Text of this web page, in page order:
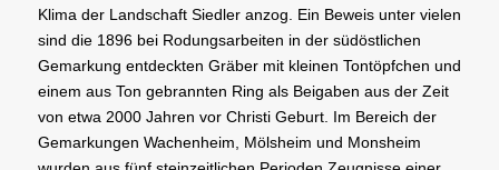
Klima der Landschaft Siedler anzog. Ein Beweis unter vielen
sind die 1896 bei Rodungsarbeiten in der südöstlichen
Gemarkung entdeckten Gräber mit kleinen Tontöpfchen und
einem aus Ton gebrannten Ring als Beigaben aus der Zeit
von etwa 2000 Jahren vor Christi Geburt. Im Bereich der
Gemarkungen Wachenheim, Mölsheim und Monsheim